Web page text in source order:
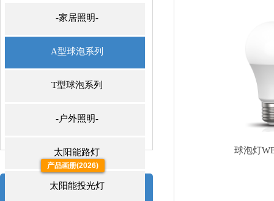
-家居照明-
A型球泡系列
T型球泡系列
-户外照明-
太阳能路灯
太阳能投光灯
球泡灯
产品画册(2026)
联系我们/ CONTACTS